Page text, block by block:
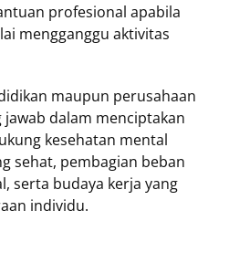
profesional apabila
mengganggu aktivitas
maupun perusahaan
dalam menciptakan
kesehatan mental
sehat, pembagian beban
serta budaya kerja yang
individu.